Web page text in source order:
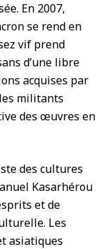
En 2007,
se rend en
vif prend
d’une libre
acquises par
militants
des œuvres en
des cultures
Kasarhérou
et de
Les
asiatiques